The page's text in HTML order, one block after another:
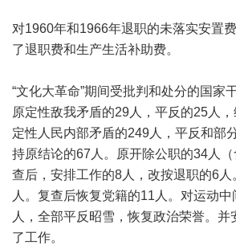
对1960年和1966年退职的未落实安置
了退职费和生产生活补助费。
“文化大革命”期间受批判和处分的国家
原定性敌我矛盾的29人，平反的25人，
定性人民内部矛盾的249人，平反和部
持原结论的67人。原开除公职的34人
查后，安排工作的8人，改按退职的6
人。复查后恢复党籍的11人。对运动
人，全部平反昭雪，恢复政治荣誉。并
了工作。